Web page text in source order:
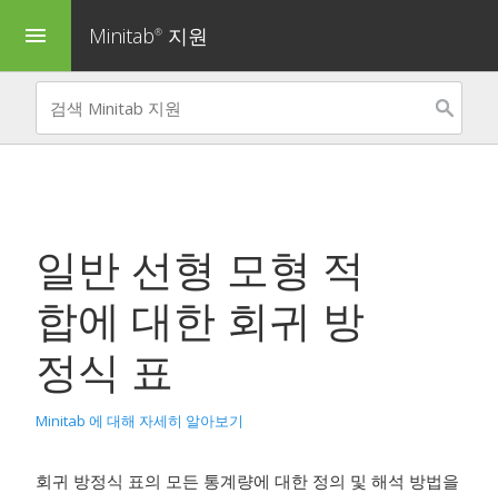
menu Minitab® 지원
일반 선형 모형 적
합에 대한 회귀 방
정식 표
Minitab 에 대해 자세히 알아보기
회귀 방정식 표의 모든 통계량에 대한 정의 및 해석 방법을